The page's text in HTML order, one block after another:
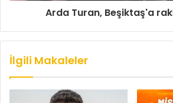
Arda Turan, Beşiktaş'a
İlgili Makaleler